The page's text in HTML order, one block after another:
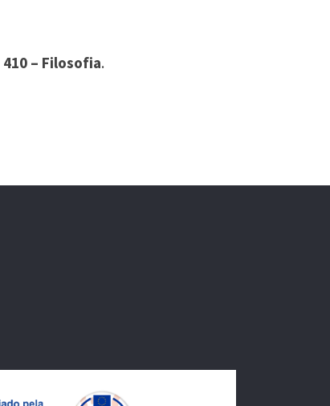
410 – Filosofia.